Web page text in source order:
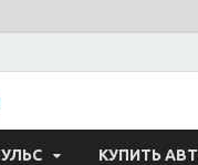
ForPost
КУПИТЬ